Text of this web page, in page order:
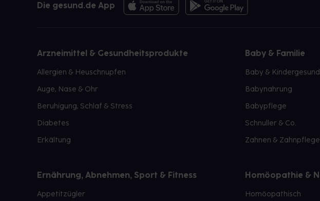
Die gesund.de App
Arzneimittel & Gesundheitsprodukte
Allergien & Heuschnupfen
Auge, Nase & Ohr
Beruhigung, Schlaf & Stress
Diabetes
Erkältung
Baby & Familie
Baby &
Babynahrung
Babypflege
Schnuller & Co.
Zahnen & Zahnpflege
Ernährung, Abnehmen, Sport & Fitness
Appetitzügler
Homöopathie &
Homöopathisch